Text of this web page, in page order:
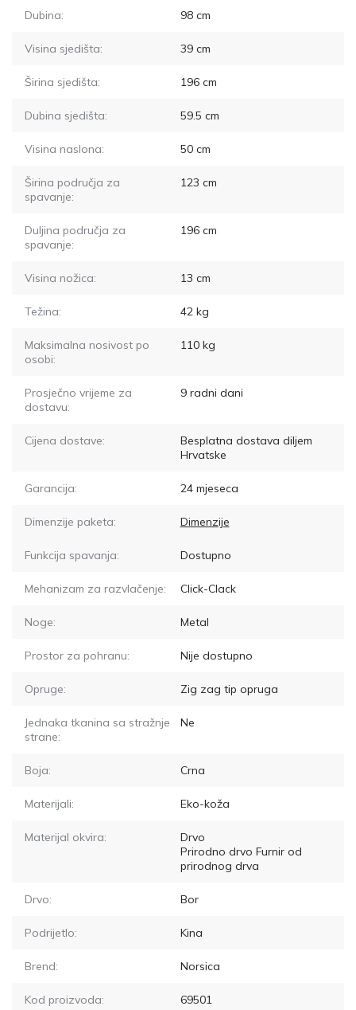
Dubina: 98cm
Visina sjedišta: 39cm
Širina sjedišta: 196cm
Dubina sjedišta: 59.5 cm
Visina naslona: 50cm
Širina područja za
spavanje:
123 cm
Duljina područja za
spavanje:
196cm
Visina nožica: 13 cm
Težina: 42kg
Maksimalna nosivost po
osobi:
110kg
Prosječno vrijeme za
dostavu:
9radni dani
Cijena dostave:
Besplatna dostava diljem
Hrvatske
Garancija: 24 mjeseca
Dimenzije paketa: Dimenzije
Funkcija spavanja: Dostupno
Mehanizam za razvlačenje: Click-Clack
Noge: Metal
Prostor za pohranu: Nije dostupno
Opruge: Zig zag tip opruga
Jednaka tkanina sa stražnje
strane:
Ne
Boja: Crna
Materijali: Eko-koža
Materijal okvira:
Drvo
Prirodno drvo Furnir od
prirodnog drva
Drvo: Bor
Podrijetlo: Kina
Brend: Norsica
Kod proizvoda: 69501